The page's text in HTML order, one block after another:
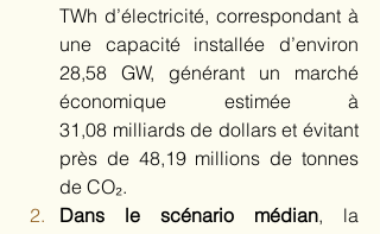
TWh d’électricité, correspondant à
une capacité installée d’environ
28,58 GW, générant un marché
économique estimée à
31,08 milliards de dollars et évitant
près de 48,19 millions de tonnes
de CO₂.
Dans le scénario médian, la